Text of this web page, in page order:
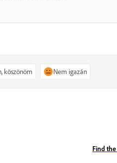
köszönöm Nem igazán
Find